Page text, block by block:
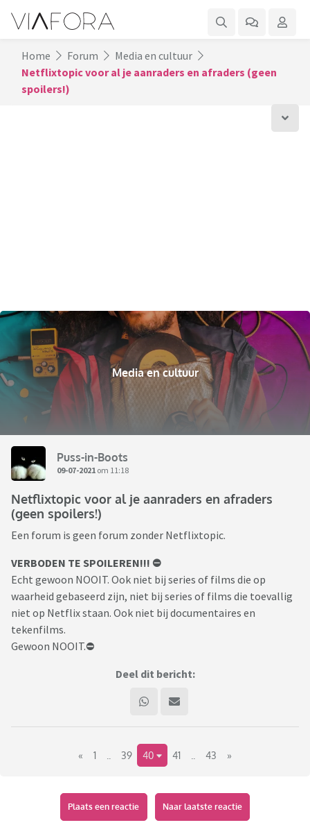
Home Forum
Media en cultuur
Netflixtopic voor al je aanraders en afraders (geen
spoilers!)
Media en cultuur
Puss-in-Boots
09-07-2021 om 11:18
Netflixtopic voor al je aanraders en afraders
(geen spoilers!)
Een forum is geen forum zonder Netflixtopic.
VERBODEN TE SPOILEREN!!! ⛔️
Echt gewoon NOOIT. Ook niet bij series of films die op
waarheid gebaseerd zijn, niet bij series of films die toevallig
niet op Netflix staan. Ook niet bij documentaires en
tekenfilms.
Gewoon NOOIT.⛔️
Deel dit bericht:
« 1 39 40 41 43 »
Plaats een reactie Naar laatste reactie